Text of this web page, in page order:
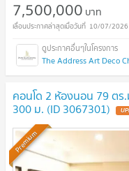
7,500,000 บาท
10/07/
The Address Art Deco
คอนโด 2 ห้องนอน 79 ตร.
300 ม. (ID 3067301)
Premium